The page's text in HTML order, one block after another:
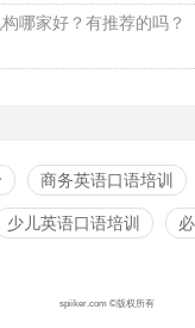
哪家好？有推荐的吗？
商务英语口语培训
少儿英语口语培训
spiiker.com ©版权所有